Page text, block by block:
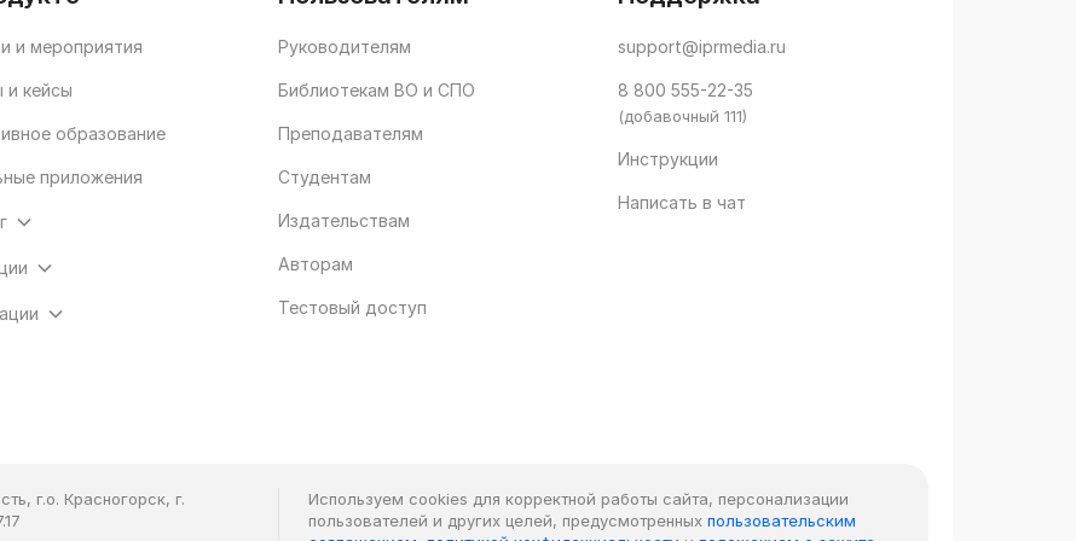
и мероприятия
и кейсы
образование
приложения
Руководителям
Библиотекам ВО и СПО
Преподавателям
Студентам
Издательствам
Авторам
Тестовый доступ
support@iprmedia.ru
8 800 555-22-35
(добавочный 111)
Инструкции
Написать в чат
г.о. Красногорск, г.
Используем cookies для корректной работы сайта, персонализации
пользователей и других целей, предусмотренных пользовательским